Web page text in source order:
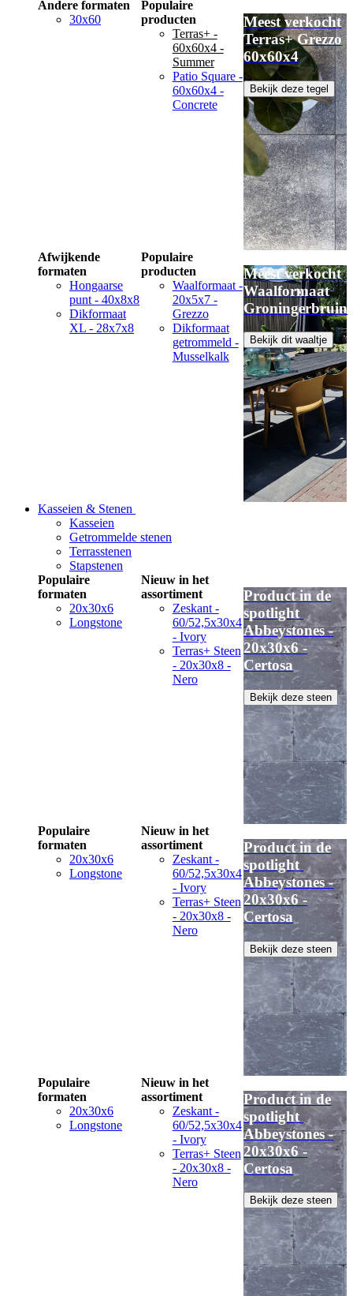
Andere formaten
30x60
Populaire
producten
Terras+ -
60x60x4 -
Summer
Patio Square -
60x60x4 -
Concrete
Meest verkocht
Terras+ Grezzo
60x60x4
Bekijk deze tegel
Afwijkende
formaten
Hongaarse
punt - 40x8x8
Dikformaat
XL - 28x7x8
Populaire
producten
Waalformaat -
20x5x7 -
Grezzo
Dikformaat
getrommeld -
Musselkalk
Meest verkocht
Waalformaat
Groningerbruin
Bekijk dit waaltje
Kasseien & Stenen
Kasseien
Getrommelde stenen
Terrasstenen
Stapstenen
Populaire
formaten
20x30x6
Longstone
Nieuw in het
assortiment
Zeskant -
60/52,5x30x4
- Ivory
Terras+ Steen
- 20x30x8 -
Nero
Product in de
spotlight
Abbeystones -
20x30x6 -
Certosa
Bekijk deze steen
Populaire
formaten
20x30x6
Longstone
Nieuw in het
assortiment
Zeskant -
60/52,5x30x4
- Ivory
Terras+ Steen
- 20x30x8 -
Nero
Product in de
spotlight
Abbeystones -
20x30x6 -
Certosa
Bekijk deze steen
Populaire
formaten
20x30x6
Longstone
Nieuw in het
assortiment
Zeskant -
60/52,5x30x4
- Ivory
Terras+ Steen
- 20x30x8 -
Nero
Product in de
spotlight
Abbeystones -
20x30x6 -
Certosa
Bekijk deze steen